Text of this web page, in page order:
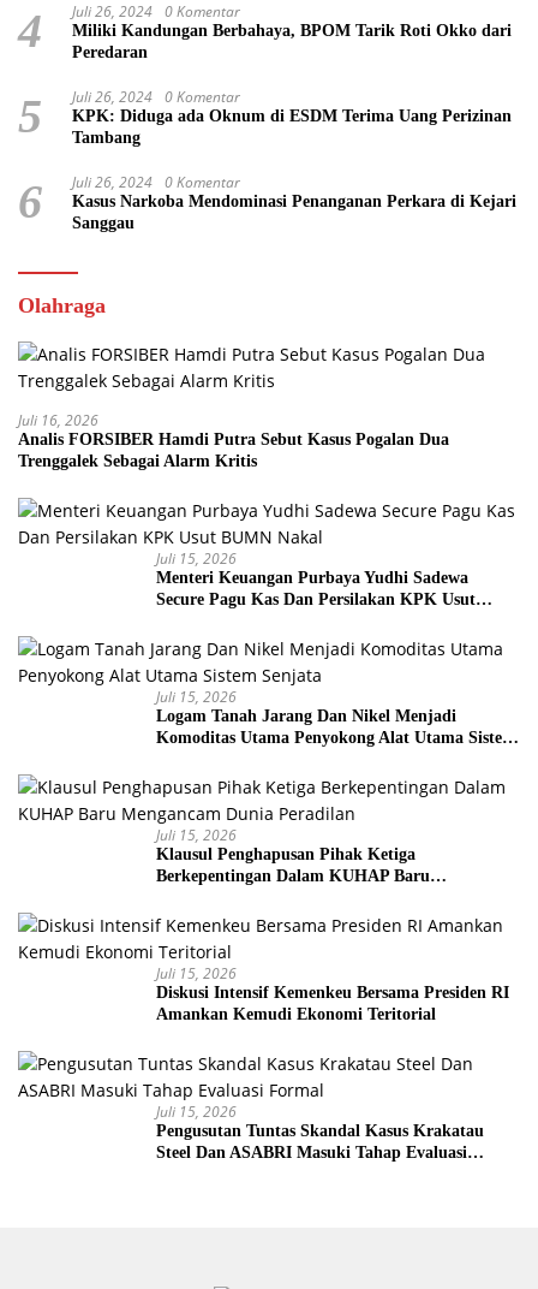
4 Juli 26, 2024 0 Komentar
Miliki Kandungan Berbahaya, BPOM Tarik Roti Okko dari
Peredaran
5 Juli 26, 2024 0 Komentar
KPK: Diduga ada Oknum di ESDM Terima Uang Perizinan
Tambang
6 Juli 26, 2024 0 Komentar
Kasus Narkoba Mendominasi Penanganan Perkara di Kejari
Sanggau
Olahraga
Juli 16, 2026
Analis FORSIBER Hamdi Putra Sebut Kasus Pogalan Dua
Trenggalek Sebagai Alarm Kritis
Juli 15, 2026
Menteri Keuangan Purbaya Yudhi Sadewa
Secure Pagu Kas Dan Persilakan KPK Usut
Juli 15, 2026
Logam Tanah Jarang Dan Nikel Menjadi
Komoditas Utama Penyokong Alat Utama Sistem
Juli 15, 2026
Klausul Penghapusan Pihak Ketiga
Berkepentingan Dalam KUHAP Baru
Juli 15, 2026
Diskusi Intensif Kemenkeu Bersama Presiden RI
Amankan Kemudi Ekonomi Teritorial
Juli 15, 2026
Pengusutan Tuntas Skandal Kasus Krakatau
Steel Dan ASABRI Masuki Tahap Evaluasi